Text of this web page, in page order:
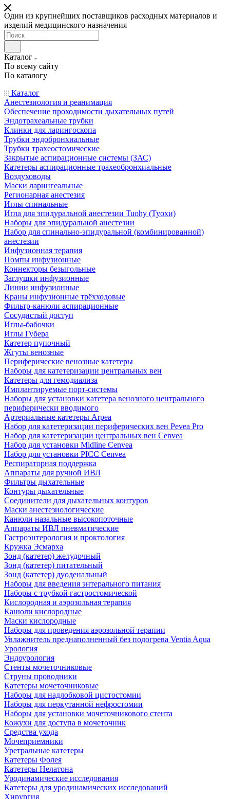
Один из крупнейших поставщиков расходных материалов и
изделий медицинского назначения
Каталог
По всему сайту
По каталогу
Каталог
Анестезиология и реанимация
Обеспечение проходимости дыхательных путей
Эндотрахеальные трубки
Клинки для ларингоскопа
Трубки эндобронхиальные
Трубки трахеостомические
Закрытые аспирационные системы (ЗАС)
Катетеры аспирационные трахеобронхиальные
Воздуховоды
Маски ларингеальные
Регионарная анестезия
Иглы спинальные
Игла для эпидуральной анестезии Tuohy (Туохи)
Наборы для эпидуральной анестезии
Набор для спинально-эпидуральной (комбинированной)
анестезии
Инфузионная терапия
Помпы инфузионные
Коннекторы безыгольные
Заглушки инфузионные
Линии инфузионные
Краны инфузионные трёхходовые
Фильтр-канюли аспирационные
Сосудистый доступ
Иглы-бабочки
Иглы Губера
Катетер пупочный
Жгуты венозные
Периферические венозные катетеры
Наборы для катетеризации центральных вен
Катетеры для гемодиализа
Имплантируемые порт‑системы
Наборы для установки катетера венозного центрального
периферически вводимого
Артериальные катетеры Arpea
Набор для катетеризации периферических вен Pevea Pro
Набор для катетеризации центральных вен Cenvea
Набор для установки Midline Cenvea
Набор для установки PICC Cenvea
Респираторная поддержка
Аппараты для ручной ИВЛ
Фильтры дыхательные
Контуры дыхательные
Соединители для дыхательных контуров
Маски анестезиологические
Канюли назальные высокопоточные
Аппараты ИВЛ пневматические
Гастроэнтерология и проктология
Кружка Эсмарха
Зонд (катетер) желудочный
Зонд (катетер) питательный
Зонд (катетер) дуоденальный
Наборы для введения энтерального питания
Наборы с трубкой гастростомической
Кислородная и аэрозольная терапия
Канюли кислородные
Маски кислородные
Наборы для проведения аэрозольной терапии
Увлажнитель преднаполненный без подогрева Ventia Aqua
Урология
Эндоурология
Стенты мочеточниковые
Струны проводники
Катетеры мочеточниковые
Наборы для надлобковой цистостомии
Наборы для перкутанной нефростомии
Наборы для установки мочеточникового стента
Кожухи для доступа в мочеточник
Средства ухода
Мочеприемники
Уретральные катетеры
Катетеры Фолея
Катетеры Нелатона
Уродинамические исследования
Катетеры для уродинамических исследований
Хирургия